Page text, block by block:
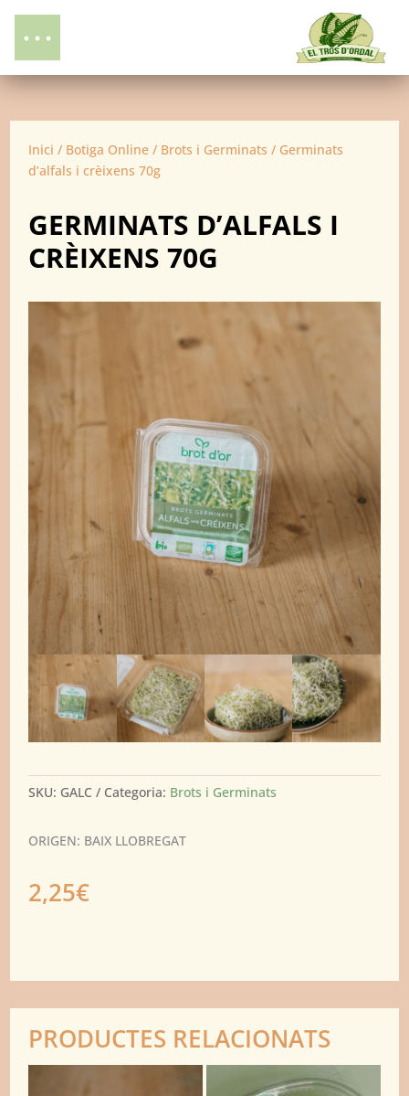
Inici / Botiga Online / Brots i Germinats / Germinats
d’alfals i crèixens 70g
GERMINATS D’ALFALS I
CRÈIXENS 70G
SKU: GALC Categoria: Brots i Germinats
ORIGEN: BAIX LLOBREGAT
2,25€
PRODUCTES RELACIONATS